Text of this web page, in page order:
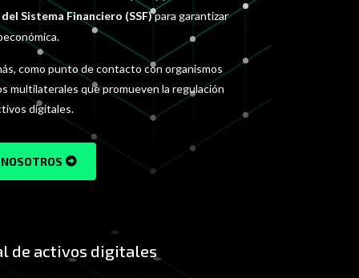
Sistema Financiero (SSF)para garantizar
como punto de contacto con organismos
multilaterales que promueven la regulación
digitales.
de activos digitales